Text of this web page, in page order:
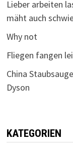
Lieber arbeiten
mäht auch
Why not
Fliegen fangen
China
Dyson
KATEGORIEN